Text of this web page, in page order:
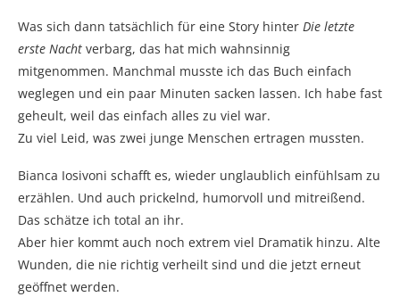
Was sich dann tatsächlich für eine Story hinter Die letzte
erste Nacht verbarg, das hat mich wahnsinnig
mitgenommen. Manchmal musste ich das Buch einfach
weglegen und ein paar Minuten sacken lassen. Ich habe fast
geheult, weil das einfach alles zu viel war.
Zu viel Leid, was zwei junge Menschen ertragen mussten.
Bianca Iosivoni schafft es, wieder unglaublich einfühlsam zu
erzählen. Und auch prickelnd, humorvoll und mitreißend.
Das schätze ich total an ihr.
Aber hier kommt auch noch extrem viel Dramatik hinzu. Alte
Wunden, die nie richtig verheilt sind und die jetzt erneut
geöffnet werden.